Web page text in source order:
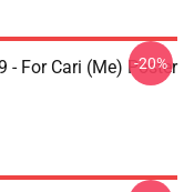
- For Cari (me) Poster
-20%